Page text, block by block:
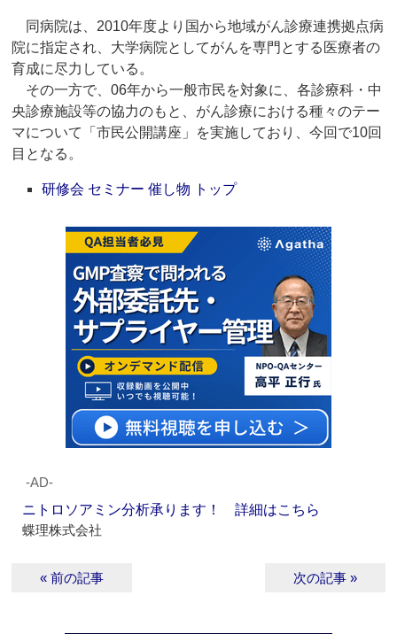
同病院は、2010年度より国から地域がん診療連携拠点病
院に指定され、大学病院としてがんを専門とする医療者の
育成に尽力している。
その一方で、06年から一般市民を対象に、各診療科・中
央診療施設等の協力のもと、がん診療における種々のテー
マについて「市民公開講座」を実施しており、今回で10回
目となる。
研修会 セミナー 催し物 トップ
‐AD‐
ニトロソアミン分析承ります！ 詳細はこちら
蝶理株式会社
« 前の記事 次の記事 »